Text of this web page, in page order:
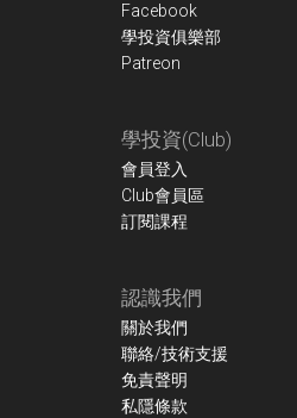
Facebook
學投資俱樂部
Patreon
學投資(Club)
會員登入
Club會員區
訂閱課程
認識我們
關於我們
聯絡/技術支援
免責聲明
私隱條款